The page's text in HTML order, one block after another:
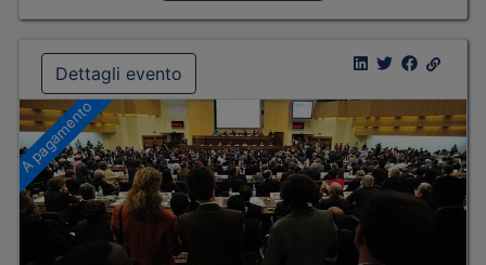
Dettagli evento
A pagamento